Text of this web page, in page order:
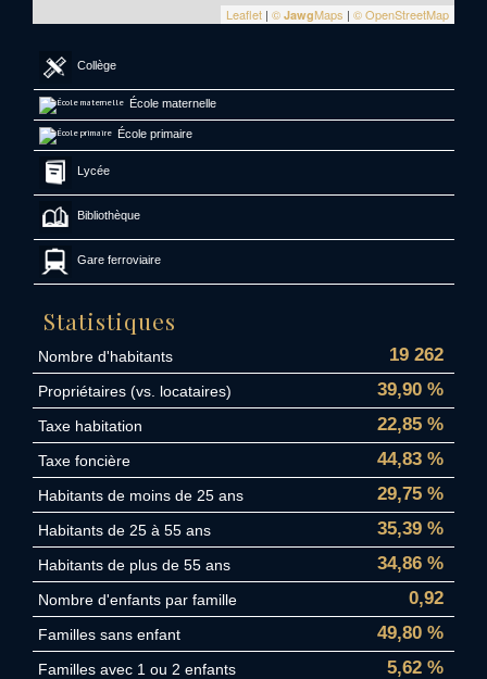
Leaflet | © JawgMaps | © OpenStreetMap
Collège
École maternelle
École primaire
Lycée
Bibliothèque
Gare ferroviaire
Statistiques
Nombre d'habitants 19 262
Propriétaires (vs. locataires) 39,90 %
Taxe habitation 22,85 %
Taxe foncière 44,83 %
Habitants de moins de 25 ans 29,75 %
Habitants de 25 à 55 ans 35,39 %
Habitants de plus de 55 ans 34,86 %
Nombre d'enfants par famille 0,92
Familles sans enfant 49,80 %
Familles avec 1 ou 2 enfants 5,62 %